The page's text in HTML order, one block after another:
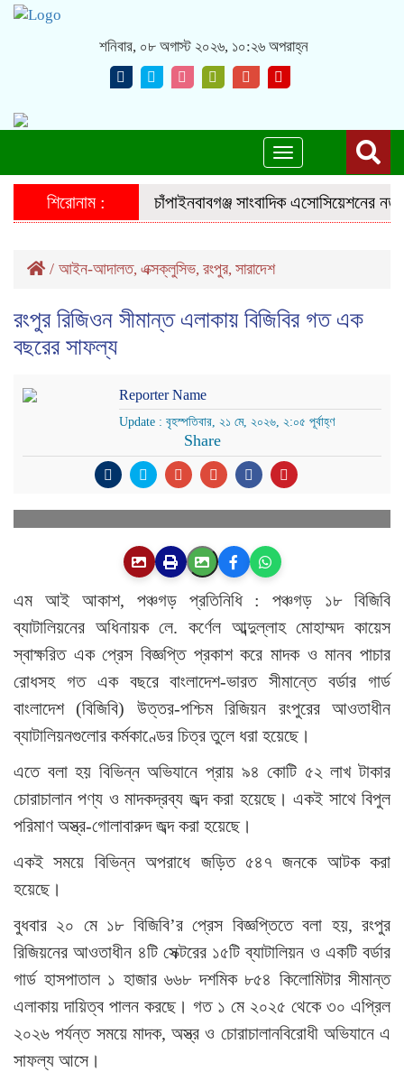
শনিবার, ০৮ অগাস্ট ২০২৬, ১০:২৬ অপরাহ্ন
Toggle
navigation
শিরোনাম : চাঁপাইনবাবগঞ্জ সাংবাদিক এসোসিয়েশনের নতুন
/ আইন-আদালত, এক্সক্লুসিভ, রংপুর, সারাদেশ
রংপুর রিজিওন সীমান্ত এলাকায় বিজিবির গত এক
বছরের সাফল্য
Reporter Name
Update : বৃহস্পতিবার, ২১ মে, ২০২৬, ২:০৫ পূর্বাহ্ণ
Share
এম আই আকাশ, পঞ্চগড় প্রতিনিধি : পঞ্চগড় ১৮ বিজিবি
ব্যাটালিয়নের অধিনায়ক লে. কর্ণেল আব্দুল্লাহ মোহাম্মদ কায়েস
স্বাক্ষরিত এক প্রেস বিজ্ঞপ্তি প্রকাশ করে মাদক ও মানব পাচার
রোধসহ গত এক বছরে বাংলাদেশ-ভারত সীমান্তে বর্ডার গার্ড
বাংলাদেশ (বিজিবি) উত্তর-পশ্চিম রিজিয়ন রংপুরের আওতাধীন
ব্যাটালিয়নগুলোর কর্মকাণ্ডের চিত্র তুলে ধরা হয়েছে।
এতে বলা হয় বিভিন্ন অভিযানে প্রায় ৯৪ কোটি ৫২ লাখ টাকার
চোরাচালান পণ্য ও মাদকদ্রব্য জব্দ করা হয়েছে। একই সাথে বিপুল
পরিমাণ অস্ত্র-গোলাবারুদ জব্দ করা হয়েছে।
একই সময়ে বিভিন্ন অপরাধে জড়িত ৫৪৭ জনকে আটক করা
হয়েছে।
বুধবার ২০ মে ১৮ বিজিবি’র প্রেস বিজ্ঞপ্তিতে বলা হয়, রংপুর
রিজিয়নের আওতাধীন ৪টি সেক্টরের ১৫টি ব্যাটালিয়ন ও একটি বর্ডার
গার্ড হাসপাতাল ১ হাজার ৬৬৮ দশমিক ৮৫৪ কিলোমিটার সীমান্ত
এলাকায় দায়িত্ব পালন করছে। গত ১ মে ২০২৫ থেকে ৩০ এপ্রিল
২০২৬ পর্যন্ত সময়ে মাদক, অস্ত্র ও চোরাচালানবিরোধী অভিযানে এ
সাফল্য আসে।